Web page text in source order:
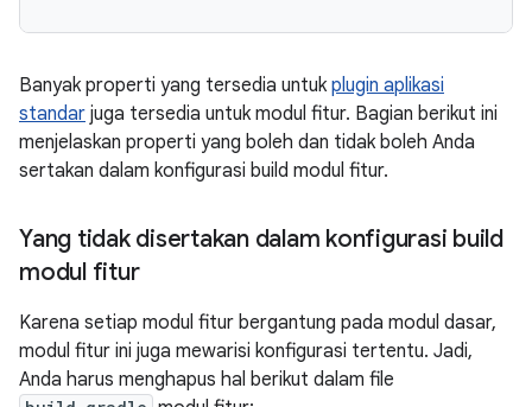
Banyak properti yang tersedia untuk plugin aplikasi
standar juga tersedia untuk modul fitur. Bagian berikut ini
menjelaskan properti yang boleh dan tidak boleh Anda
sertakan dalam konfigurasi build modul fitur.
Yang tidak disertakan dalam konfigurasi build
modul fitur
Karena setiap modul fitur bergantung pada modul dasar,
modul fitur ini juga mewarisi konfigurasi tertentu. Jadi,
Anda harus menghapus hal berikut dalam file